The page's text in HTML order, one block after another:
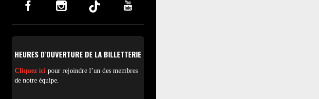
HEURES D'OUVERTURE DE LA BILLETTERIE
Cliquez ici pour rejoindre l’un des membres
de notre équipe.